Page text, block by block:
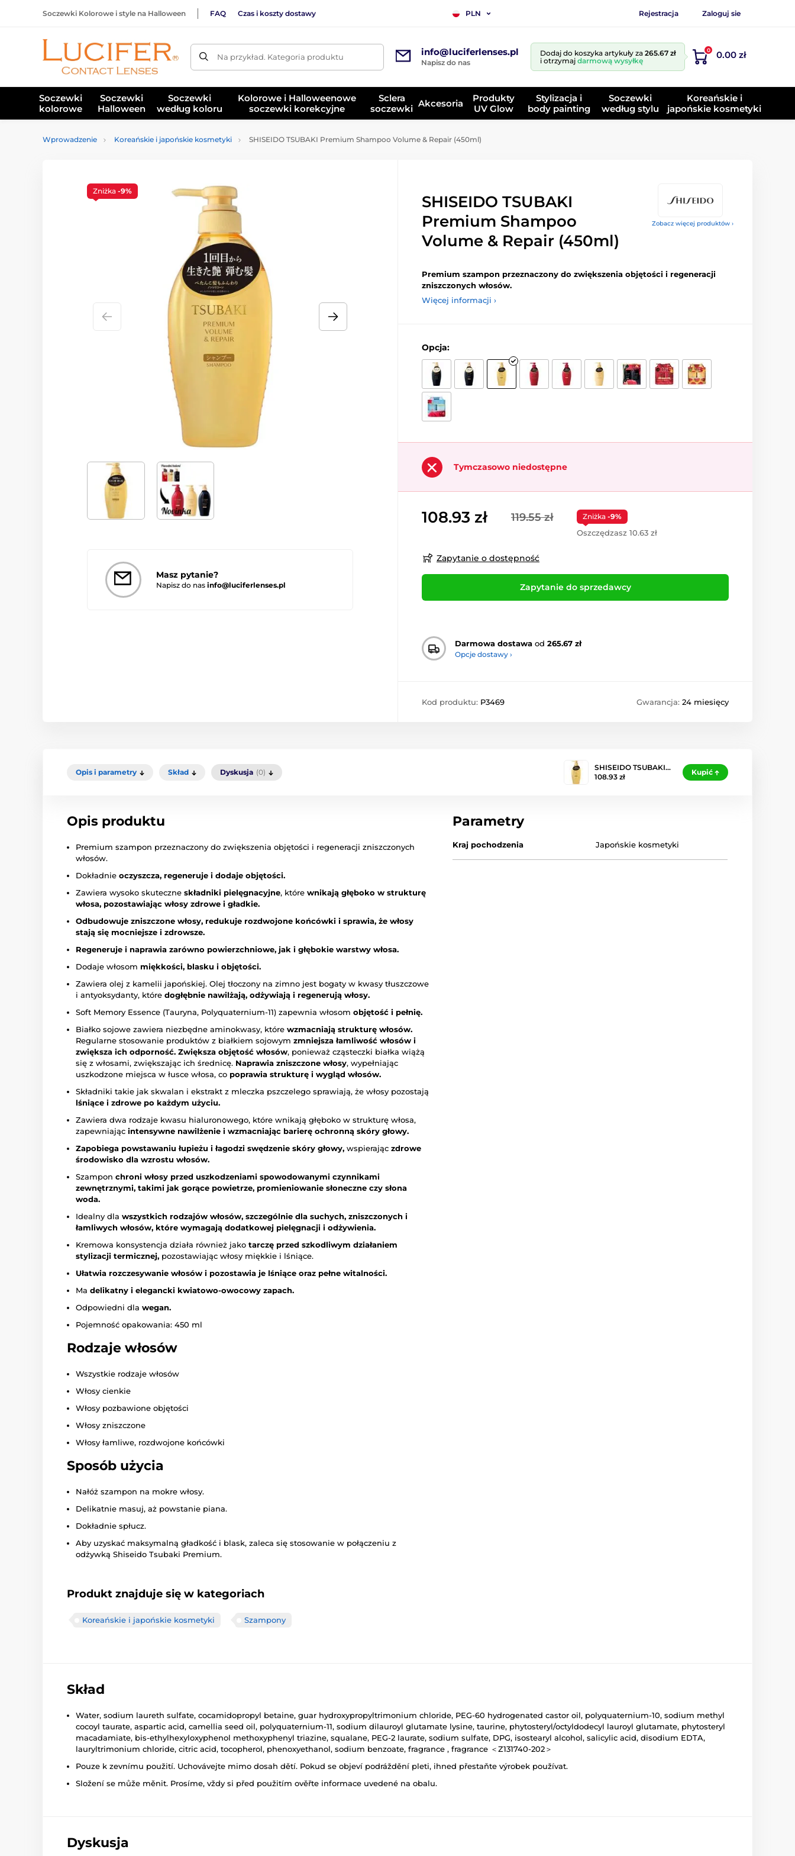
Soczewki Kolorowe i style na Halloween FAQ Czas i koszty dostawy PLN Rejestracja Zaloguj sie
Na przykład. Kategoria produktu info@luciferlenses.pl
Napisz do nas
Dodaj do koszyka artykuły za 265.67 zł
i otrzymaj darmową wysyłkę
0 0.00 zł
Soczewki
kolorowe
Soczewki
Halloween
Soczewki
według koloru
Kolorowe i Halloweenowe
soczewki korekcyjne
Sclera
soczewki Akcesoria
Produkty
UV Glow
Stylizacja i
body painting
Soczewki
według stylu
Koreańskie i
japońskie kosmetyki
Wprowadzenie Koreańskie i japońskie kosmetyki SHISEIDO TSUBAKI Premium Shampoo Volume & Repair (450ml)
Zobacz więcej produktów ›
Masz pytanie?
Napisz do nas info@luciferlenses.pl
Zniżka -9%
SHISEIDO TSUBAKI
Premium Shampoo
Volume & Repair (450ml)
Premium szampon przeznaczony do zwiększenia objętości i regeneracji
zniszczonych włosów.
Więcej informacji ›
Opcja:
Tymczasowo niedostępne
119.55 zł
108.93 zł Zniżka -9%
Oszczędzasz 10.63 zł
Zapytanie o dostępność
Zapytanie do sprzedawcy
Darmowa dostawa od 265.67 zł
Opcje dostawy ›
Kod produktu: P3469 Gwarancja: 24 miesięcy
Opis i parametry Skład Dyskusja (0)
SHISEIDO TSUBAKI…
108.93 zł
Kupić
Opis produktu
Premium szampon przeznaczony do zwiększenia objętości i regeneracji zniszczonych
włosów.
Dokładnie oczyszcza, regeneruje i dodaje objętości.
Zawiera wysoko skuteczne składniki pielęgnacyjne, które wnikają głęboko w strukturę
włosa, pozostawiając włosy zdrowe i gładkie.
Odbudowuje zniszczone włosy, redukuje rozdwojone końcówki i sprawia, że włosy
stają się mocniejsze i zdrowsze.
Regeneruje i naprawia zarówno powierzchniowe, jak i głębokie warstwy włosa.
Dodaje włosom miękkości, blasku i objętości.
Zawiera olej z kamelii japońskiej. Olej tłoczony na zimno jest bogaty w kwasy tłuszczowe
i antyoksydanty, które dogłębnie nawilżają, odżywiają i regenerują włosy.
Soft Memory Essence (Tauryna, Polyquaternium-11) zapewnia włosom objętość i pełnię.
Białko sojowe zawiera niezbędne aminokwasy, które wzmacniają strukturę włosów.
Regularne stosowanie produktów z białkiem sojowym zmniejsza łamliwość włosów i
zwiększa ich odporność. Zwiększa objętość włosów, ponieważ cząsteczki białka wiążą
się z włosami, zwiększając ich średnicę. Naprawia zniszczone włosy, wypełniając
uszkodzone miejsca w łusce włosa, co poprawia strukturę i wygląd włosów.
Składniki takie jak skwalan i ekstrakt z mleczka pszczelego sprawiają, że włosy pozostają
lśniące i zdrowe po każdym użyciu.
Zawiera dwa rodzaje kwasu hialuronowego, które wnikają głęboko w strukturę włosa,
zapewniając intensywne nawilżenie i wzmacniając barierę ochronną skóry głowy.
Zapobiega powstawaniu łupieżu i łagodzi swędzenie skóry głowy, wspierając zdrowe
środowisko dla wzrostu włosów.
Szampon chroni włosy przed uszkodzeniami spowodowanymi czynnikami
zewnętrznymi, takimi jak gorące powietrze, promieniowanie słoneczne czy słona
woda.
Idealny dla wszystkich rodzajów włosów, szczególnie dla suchych, zniszczonych i
łamliwych włosów, które wymagają dodatkowej pielęgnacji i odżywienia.
Kremowa konsystencja działa również jako tarczę przed szkodliwym działaniem
stylizacji termicznej, pozostawiając włosy miękkie i lśniące.
Ułatwia rozczesywanie włosów i pozostawia je lśniące oraz pełne witalności.
Ma delikatny i elegancki kwiatowo-owocowy zapach.
Odpowiedni dla wegan.
Pojemność opakowania: 450 ml
Rodzaje włosów
Wszystkie rodzaje włosów
Włosy cienkie
Włosy pozbawione objętości
Włosy zniszczone
Włosy łamliwe, rozdwojone końcówki
Sposób użycia
Nałóż szampon na mokre włosy.
Delikatnie masuj, aż powstanie piana.
Dokładnie spłucz.
Aby uzyskać maksymalną gładkość i blask, zaleca się stosowanie w połączeniu z
odżywką Shiseido Tsubaki Premium.
Produkt znajduje się w kategoriach
Koreańskie i japońskie kosmetyki Szampony
Parametry
Kraj pochodzenia Japońskie kosmetyki
Skład
Water, sodium laureth sulfate, cocamidopropyl betaine, guar hydroxypropyltrimonium chloride, PEG-60 hydrogenated castor oil, polyquaternium-10, sodium methyl
cocoyl taurate, aspartic acid, camellia seed oil, polyquaternium-11, sodium dilauroyl glutamate lysine, taurine, phytosteryl/octyldodecyl lauroyl glutamate, phytosteryl
macadamiate, bis-ethylhexyloxyphenol methoxyphenyl triazine, squalane, PEG-2 laurate, sodium sulfate, DPG, isostearyl alcohol, salicylic acid, disodium EDTA,
lauryltrimonium chloride, citric acid, tocopherol, phenoxyethanol, sodium benzoate, fragrance , fragrance ＜Z131740-202＞
Pouze k zevnímu použití. Uchovávejte mimo dosah dětí. Pokud se objeví podráždění pleti, ihned přestaňte výrobek používat.
Složení se může měnit. Prosíme, vždy si před použitím ověřte informace uvedené na obalu.
Dyskusja